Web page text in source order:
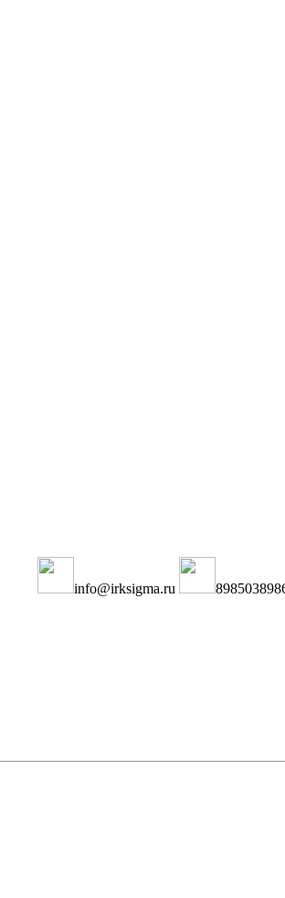
info@irksigma.ru